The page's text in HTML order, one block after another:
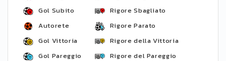
Gol Subito
Autorete
Gol Vittoria
Gol Pareggio
Rigore Sbagliato
Rigore Parato
Rigore della Vittoria
Rigore del Pareggio